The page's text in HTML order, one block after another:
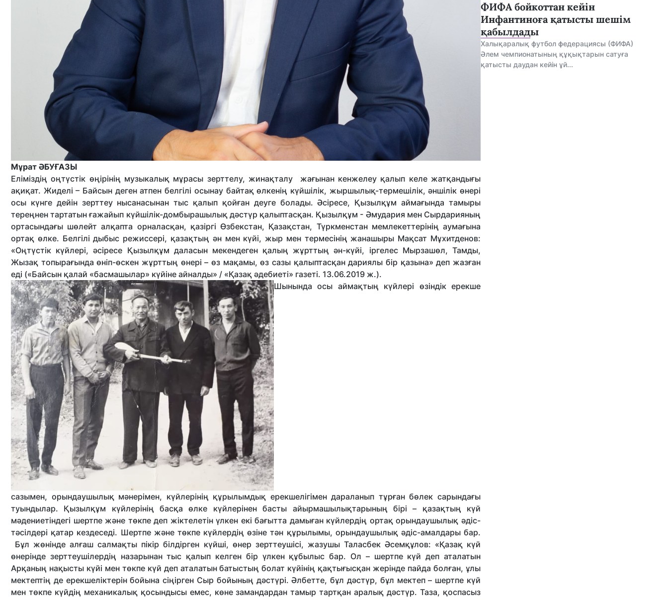
Мұрат ӘБУҒАЗЫ
Еліміздің оңтүстік өңірінің музыкалық мұрасы зерттелу, жинақталу жағынан кенжелеу қалып келе жатқандығы
ақиқат. Жиделі – Байсын деген атпен белгілі осынау байтақ өлкенің күйшілік, жыршылық-термешілік, әншілік өнері
осы күнге дейін зерттеу нысанасынан тыс қалып қойған деуге болады. Әсіресе, Қызылқұм аймағында тамыры
тереңнен тартатын ғажайып күйшілік-домбырашылық дәстүр қалыптасқан. Қызылқұм - Әмудария мен Сырдарияның
ортасындағы шөлейт алқапта орналасқан, қазіргі Өзбекстан, Қазақстан, Түркменстан мемлекеттерінің аумағына
ортақ өлке. Белгілі дыбыс режиссері, қазақтың ән мен күйі, жыр мен термесінің жанашыры Мақсат Мұхитденов:
«Оңтүстік күйлері, әсіресе Қызылқұм даласын мекендеген қалың жұрттың ән-күйі, іргелес Мырзашөл, Тамды,
Жызақ топырағында өніп-өскен жұрттың өнері – өз мақамы, өз сазы қалыптасқан дариялы бір қазына» деп жазған
еді («Байсын қалай «басмашылар» күйіне айналды» / «Қазақ әдебиеті» газеті. 13.06.2019 ж.).
Шынында осы аймақтың күйлері өзіндік ерекше
сазымен, орындаушылық мәнерімен, күйлерінің құрылымдық ерекшелігімен дараланып тұрған бөлек сарындағы
туындылар. Қызылқұм күйлерінің басқа өлке күйлерінен басты айырмашылықтарының бірі – қазақтың күй
мәдениетіндегі шертпе және төкпе деп жіктелетін үлкен екі бағытта дамыған күйлердің ортақ орындаушылық әдіс-
тәсілдері қатар кездеседі. Шертпе және төкпе күйлердің өзіне тән құрылымы, орындаушылық әдіс-амалдары бар.
Бұл жөнінде алғаш салмақты пікір білдірген күйші, өнер зерттеушісі, жазушы Таласбек Әсемқұлов: «Қазақ күй
өнерінде зерттеушілердің назарынан тыс қалып келген бір үлкен құбылыс бар. Ол – шертпе күй деп аталатын
Арқаның нақысты күйі мен төкпе күй деп аталатын батыстың болат күйінің қақтығысқан жерінде пайда болған, ұлы
мектептің де ерекшеліктерін бойына сіңірген Сыр бойының дәстүрі. Әлбетте, бұл дәстүр, бұл мектеп – шертпе күй
мен төкпе күйдің механикалық қосындысы емес, көне замандардан тамыр тартқан аралық дәстүр. Таза, қоспасыз
ФИФА бойкоттан кейін
Инфантиноға қатысты шешім
қабылдады
Халықаралық футбол федерациясы (ФИФА)
Әлем чемпионатының құқықтарын сатуға
қатысты даудан кейін ұй...